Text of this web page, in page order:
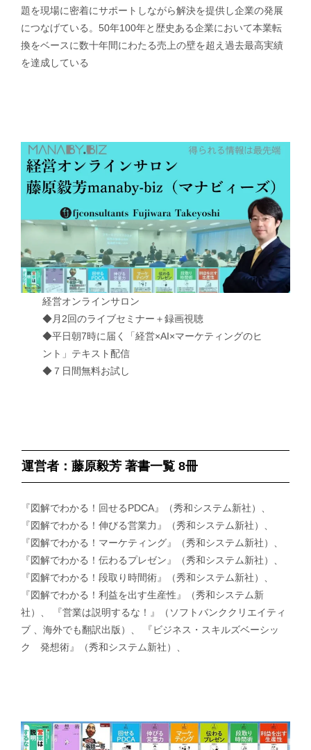
題を現場に密着にサポートしながら解決を提供し企業の発展
につなげている。50年100年と歴史ある企業において本業転
換をベースに数十年間にわたる売上の壁を超え過去最高実績
を達成している
経営オンラインサロン
◆月2回のライブセミナー＋録画視聴
◆平日朝7時に届く「経営×AI×マーケティングのヒ
ント」テキスト配信
◆７日間無料お試し
運営者：藤原毅芳 著書一覧 8冊
『図解でわかる！回せるPDCA』（秀和システム新社）、
『図解でわかる！伸びる営業力』（秀和システム新社）、
『図解でわかる！マーケティング』（秀和システム新社）、
『図解でわかる！伝わるプレゼン』（秀和システム新社）、
『図解でわかる！段取り時間術』（秀和システム新社）、
『図解でわかる！利益を出す生産性』（秀和システム新
社）、 『営業は説明するな！』（ソフトバンククリエイティ
ブ 、海外でも翻訳出版）、 『ビジネス・スキルズベーシッ
ク 発想術』（秀和システム新社）、